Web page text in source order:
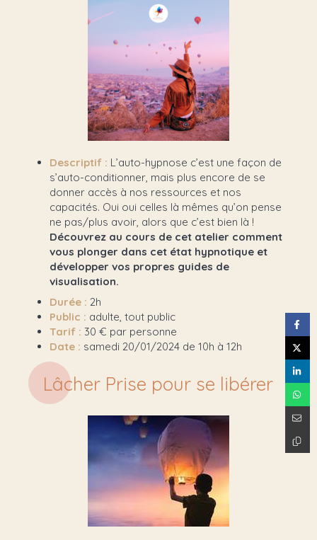
Descriptif : L’auto-hypnose c’est une façon de
s’auto-conditionner, mais plus encore de se
donner accès à nos ressources et nos
capacités. Oui oui celles là mêmes qu’on pense
ne pas/plus avoir, alors que c’est bien là !
Découvrez au cours de cet atelier comment
vous plonger dans cet état hypnotique et
développer vos propres guides de
visualisation.
Durée : 2h
Public : adulte, tout public
Tarif : 30 € par personne
Date : samedi 20/01/2024 de 10h à 12h
Lâcher Prise pour se libérer